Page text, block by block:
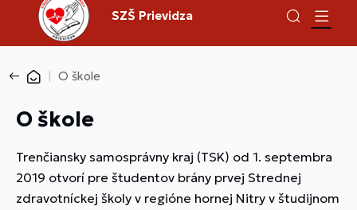
SZŠ Prievidza
O škole
O škole
Trenčiansky samosprávny kraj (TSK) od 1. septembra
2019 otvorí pre študentov brány prvej Strednej
zdravotníckej školy v regióne hornej Nitry v študijnom